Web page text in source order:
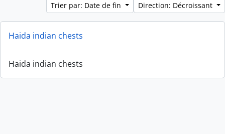
Trier par: Date de fin
Direction: Décroissant
Haida indian chests
Haida indian chests